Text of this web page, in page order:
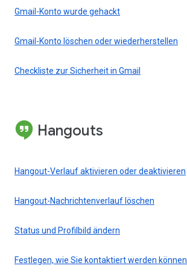
Gmail-Konto wurde gehackt
Gmail-Konto löschen oder wiederherstellen
Checkliste zur Sicherheit in Gmail
Hangouts
Hangout-Verlauf aktivieren oder deaktivieren
Hangout-Nachrichtenverlauf löschen
Status und Profilbild ändern
Festlegen, wie Sie kontaktiert werden können